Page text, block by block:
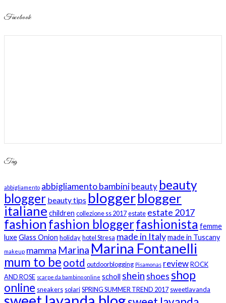
Facebook
Tag
abbigliamento abbigliamento bambinibeauty beauty
blogger beauty tips bloggerblogger
italiane children collezione ss 2017estate estate 2017
fashion fashion bloggerfashionista femme
luxeGlass Onion holidayhotel Stresa made in Italymade in Tuscany
makeup mamma Marina Marina Fontanelli
mum to be ootd outdoorblogging Pisamonas reviewROCK
AND ROSE scarpe da bambino online scholl shein shoesshop
online sneakers solariSPRING SUMMER TREND 2017 sweetlavanda